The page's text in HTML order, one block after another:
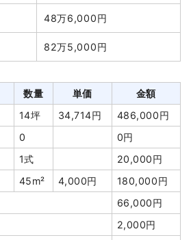
48万6,000円
82万5,000円
数量 単価
金額
14坪 34,714円
486,000円
0
0円
1式
20,000円
45m² 4,000円
180,000円
66,000円
2,000円